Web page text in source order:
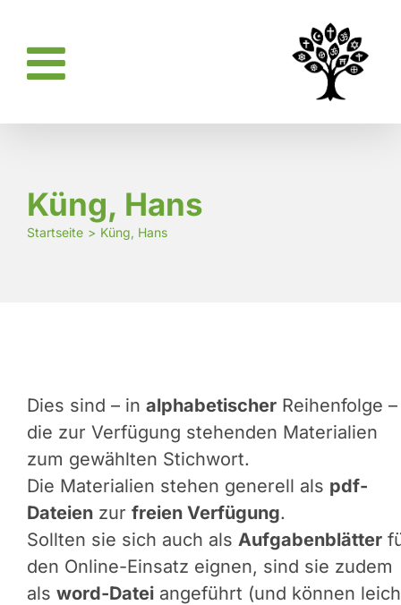
springen
Küng, Hans
Startseite Küng, Hans
Dies sind – in alphabetischer Reihenfolge –
die zur Verfügung stehenden Materialien
zum gewählten Stichwort.
Die Materialien stehen generell als pdf-
Dateien zur freien Verfügung.
Sollten sie sich auch als Aufgabenblätter
den Online-Einsatz eignen, sind sie zudem
als word-Datei angeführt (und können